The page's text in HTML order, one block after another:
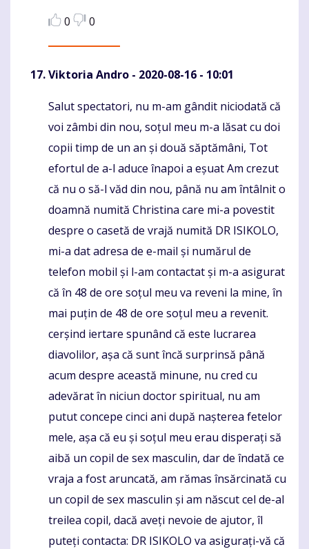
0
0
Viktoria Andro - 2020-08-16 - 10:01
Komentaras
Salut spectatori, nu m-am gândit niciodată că
voi zâmbi din nou, soțul meu m-a lăsat cu doi
copii timp de un an și două săptămâni, Tot
efortul de a-l aduce înapoi a eșuat Am crezut
că nu o să-l văd din nou, până nu am întâlnit o
doamnă numită Christina care mi-a povestit
despre o casetă de vrajă numită DR ISIKOLO,
mi-a dat adresa de e-mail și numărul de
telefon mobil și l-am contactat și m-a asigurat
că în 48 de ore soțul meu va reveni la mine, în
mai puțin de 48 de ore soțul meu a revenit.
cerșind iertare spunând că este lucrarea
diavolilor, așa că sunt încă surprinsă până
acum despre această minune, nu cred cu
adevărat în niciun doctor spiritual, nu am
putut concepe cinci ani după nașterea fetelor
mele, așa că eu și soțul meu erau disperați să
aibă un copil de sex masculin, dar de îndată ce
vraja a fost aruncată, am rămas însărcinată cu
un copil de sex masculin și am născut cel de-al
treilea copil, dacă aveți nevoie de ajutor, îl
puteți contacta: DR ISIKOLO va asigurați-vă că